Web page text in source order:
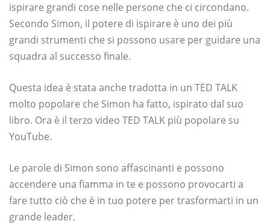
ispirare grandi cose nelle persone che ci circondano.
Secondo Simon, il potere di ispirare è uno dei più
grandi strumenti che si possono usare per guidare una
squadra al successo finale.
Questa idea è stata anche tradotta in un TED TALK
molto popolare che Simon ha fatto, ispirato dal suo
libro. Ora è il terzo video TED TALK più popolare su
YouTube.
Le parole di Simon sono affascinanti e possono
accendere una fiamma in te e possono provocarti a
fare tutto ciò che è in tuo potere per trasformarti in un
grande leader.